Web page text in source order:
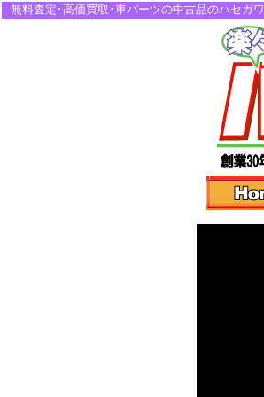
無料査定･高価買取･車パーツの中古品のハセガワ